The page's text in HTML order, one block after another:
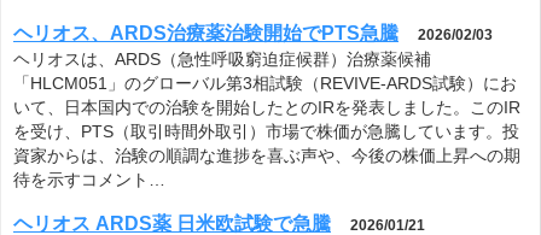
ヘリオス、ARDS治療薬治験開始でPTS急騰 2026/02/03
ヘリオスは、ARDS（急性呼吸窮迫症候群）治療薬候補
「HLCM051」のグローバル第3相試験（REVIVE-ARDS試験）にお
いて、日本国内での治験を開始したとのIRを発表しました。このIR
を受け、PTS（取引時間外取引）市場で株価が急騰しています。投
資家からは、治験の順調な進捗を喜ぶ声や、今後の株価上昇への期
待を示すコメント…
ヘリオス ARDS薬 日米欧試験で急騰 2026/01/21